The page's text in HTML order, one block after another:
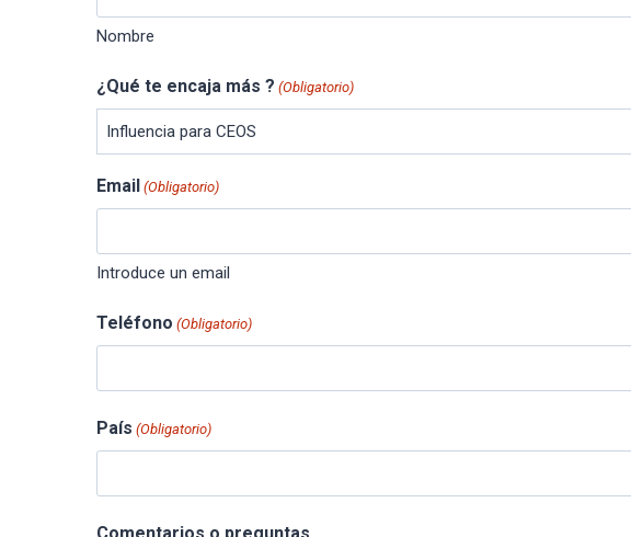
Nombre
¿Qué te encaja más ? (Obligatorio)
Email (Obligatorio)
Introduce un email
Teléfono (Obligatorio)
País (Obligatorio)